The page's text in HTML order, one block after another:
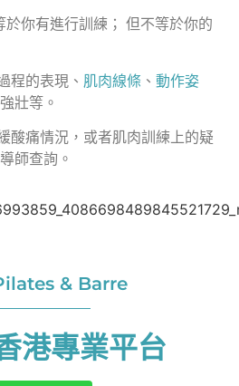
你有進行訓練； 但不等於你的
程的表現、 肌肉線條 、 動作姿
壯等。
酸痛情況，或者肌肉訓練上的疑
師查詢。
& Barre
港專業平台